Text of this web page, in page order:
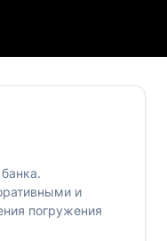
и
погружения